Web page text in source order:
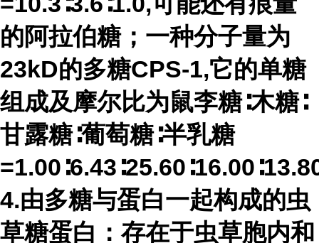
的阿拉伯糖；一种分子量为
23kD的多糖CPS-1,它的单糖
组成及摩尔比为鼠李糖∶木糖∶
甘露糖∶葡萄糖∶半乳糖
4.由多糖与蛋白一起构成的虫
草糖蛋白：存在于虫草胞内和